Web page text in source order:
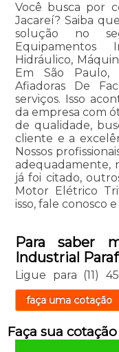
Você busca por
Jacareí? Saiba
solução no
Equipamentos
Hidráulico,
Em São Paulo,
Afiadoras De
serviços. Isso
da empresa com
de qualidade,
cliente e a
Nossos
adequadamente,
já foi citado,
Motor Elétrico
isso, fale conosco e
Para saber
Industrial
Ligue para (11)
faça uma cotação
Faça sua cotação